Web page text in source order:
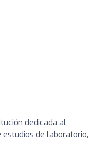
dedicada al
de laboratorio,